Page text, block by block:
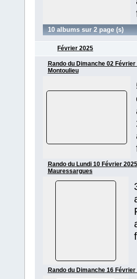
10 albums sur 2 page (s)
Février 2025
Rando du Dimanche 02
Montoulieu
Rando du Lundi 10 Février
Mauressargues
Rando du Dimanche 16